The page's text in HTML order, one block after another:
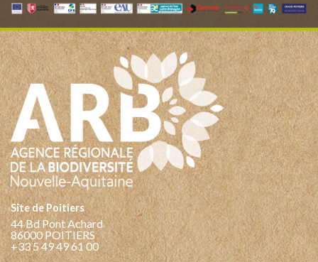
Site de Poitiers
44 Bd Pont Achard
86000 POITIERS
+33 5 49 49 61 00